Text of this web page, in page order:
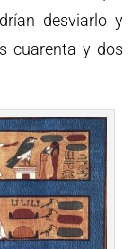
desviarlo y
cuarenta y dos